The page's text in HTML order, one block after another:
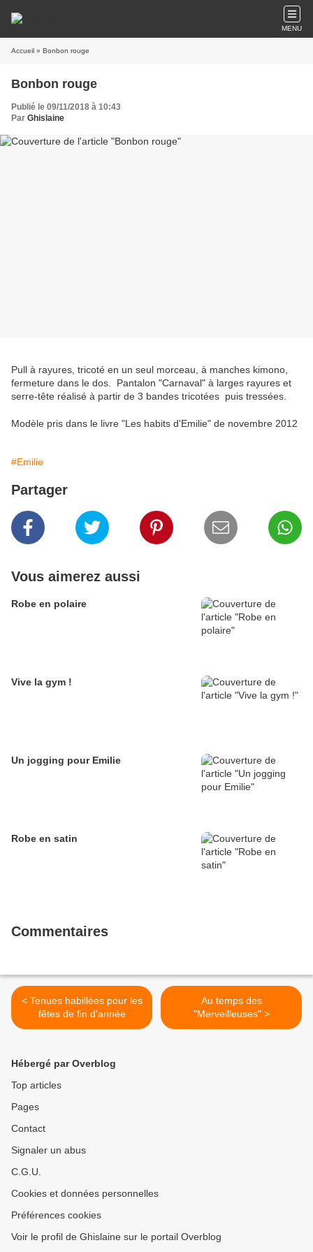
MENU
Accueil » Bonbon rouge
Bonbon rouge
Publié le 09/11/2018 à 10:43
Par Ghislaine
Pull à rayures, tricoté en un seul morceau, à manches kimono,
fermeture dans le dos. Pantalon "Carnaval" à larges rayures et
serre-tête réalisé à partir de 3 bandes tricotées puis tressées.
Modèle pris dans le livre "Les habits d'Emilie" de novembre 2012
#Emilie
Partager
Vous aimerez aussi
Robe en polaire
Vive la gym !
Un jogging pour Emilie
Robe en satin
Commentaires
< Tenues habillées pour les
fêtes de fin d'année
Au temps des
"Merveilleuses" >
Hébergé par Overblog
Top articles
Pages
Contact
Signaler un abus
C.G.U.
Cookies et données personnelles
Préférences cookies
Voir le profil de Ghislaine sur le portail Overblog